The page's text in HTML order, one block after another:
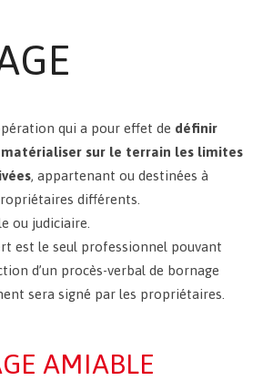
qui a pour effet de définir
sur le terrain les limites
, appartenant ou destinées à
différents.
ou judiciaire.
est le seul professionnel pouvant
d’un procès-verbal de bornage
sera signé par les propriétaires.
AMIABLE